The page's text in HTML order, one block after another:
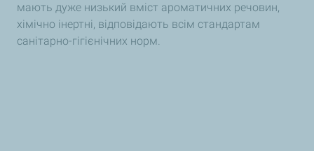
мають дуже низький вміст ароматичних речовин,
хімічно інертні, відповідають всім стандартам
санітарно-гігієнічних норм.